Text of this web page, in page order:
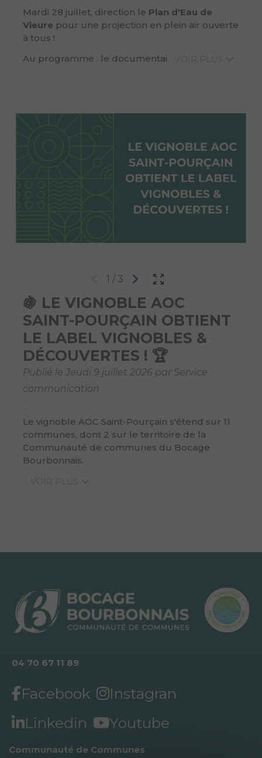
Mardi 28 juillet, direction le Plan d'Eau de
Vieure pour une projection en plein air ouverte
à tous !
Au programme : le documentai
1 / 3
🍇 LE VIGNOBLE AOC
SAINT-POURÇAIN OBTIENT
LE LABEL VIGNOBLES &
DÉCOUVERTES ! 🏆
Publié le Jeudi 9 juillet 2026 par Service
communication
Le vignoble AOC Saint-Pourçain s'étend sur 11
communes, dont 2 sur le territoire de la
Communauté de communes du Bocage
Bourbonnais.
04 70 67 11 89
Facebook
Instagran
Linkedin
Youtube
Communauté de Communes